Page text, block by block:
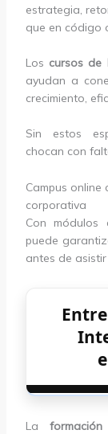
estrategia,
que en código
Los cursos de
ayudan a
crecimiento,
Sin estos
chocan con
Campus
corporativa
Con módulos
puede
antes de
La